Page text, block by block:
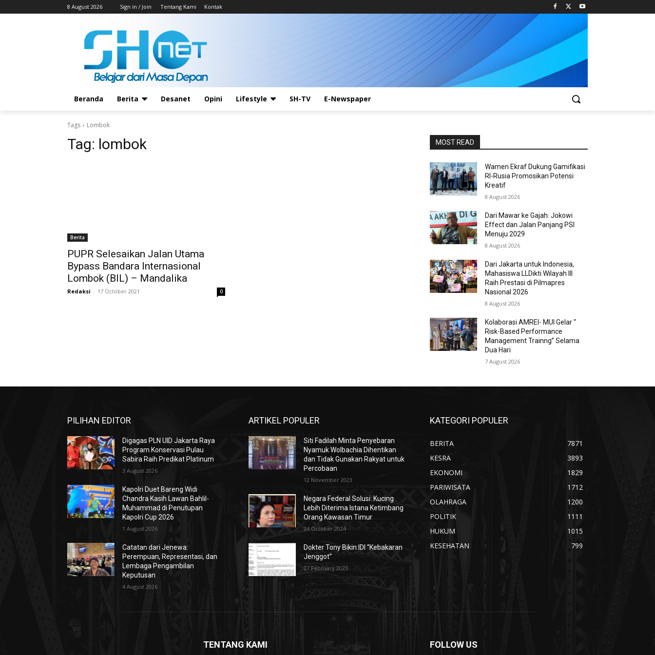
8 August 2026 Sign in / Join Tentang Kami Kontak
Beranda Berita Desanet Opini Lifestyle SH-TV E-Newspaper
Tags Lombok
Tag: lombok
Berita
PUPR Selesaikan Jalan Utama
Bypass Bandara Internasional
Lombok (BIL) – Mandalika
Redaksi - 17 October 2021 0
MOST READ
Wamen Ekraf Dukung Gamifikasi
RI-Rusia Promosikan Potensi
Kreatif
8 August 2026
Dari Mawar ke Gajah: Jokowi
Effect dan Jalan Panjang PSI
Menuju 2029
8 August 2026
Dari Jakarta untuk Indonesia,
Mahasiswa LLDikti Wilayah III
Raih Prestasi di Pilmapres
Nasional 2026
8 August 2026
Kolaborasi AMREI- MUI Gelar “
Risk-Based Performance
Management Trainng” Selama
Dua Hari
7 August 2026
PILIHAN EDITOR
Digagas PLN UID Jakarta Raya
Program Konservasi Pulau
Sabira Raih Predikat Platinum
3 August 2026
Kapolri Duet Bareng Widi
Chandra Kasih Lawan Bahlil-
Muhammad di Penutupan
Kapolri Cup 2026
1 August 2026
Catatan dari Jenewa:
Perempuan, Representasi, dan
Lembaga Pengambilan
Keputusan
4 August 2026
ARTIKEL POPULER
Siti Fadilah Minta Penyebaran
Nyamuk Wolbachia Dihentikan
dan Tidak Gunakan Rakyat untuk
Percobaan
12 November 2023
Negara Federal Solusi: Kucing
Lebih Diterima Istana Ketimbang
Orang Kawasan Timur
24 October 2024
Dokter Tony Bikin IDI “Kebakaran
Jenggot”
27 February 2023
KATEGORI POPULER
BERITA
7871
KESRA
3893
EKONOMI
1829
PARIWISATA
1712
OLAHRAGA
1200
POLITIK
1111
HUKUM
1015
KESEHATAN
799
TENTANG KAMI FOLLOW US